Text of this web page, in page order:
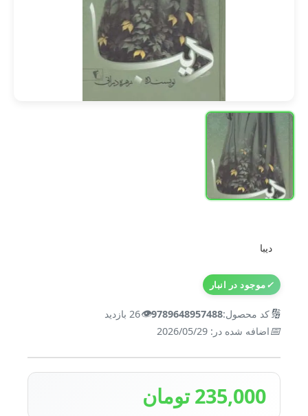
دیبا
✓موجود در انبار
🔢کد محصول:9789648957488
👁️26 بازدید
📅اضافه شده در: 2026/05/29
235,000 تومان